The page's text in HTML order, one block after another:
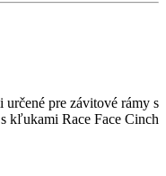
pre závitové rámy s
kľukami Race Face Cinch